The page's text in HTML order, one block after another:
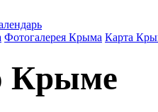
Фотогалерея Крыма Карта
Крыме